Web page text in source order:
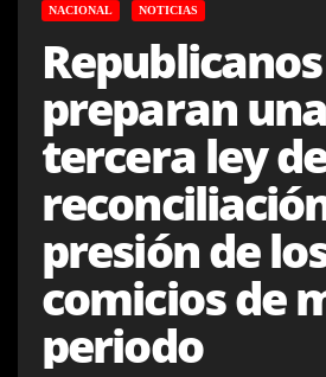
NACIONAL NOTICIAS
Republicanos
preparan una
tercera ley
presión de
comicios de
periodo